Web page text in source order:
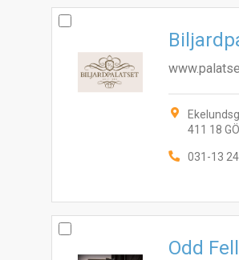
411 18
031-13
Odd